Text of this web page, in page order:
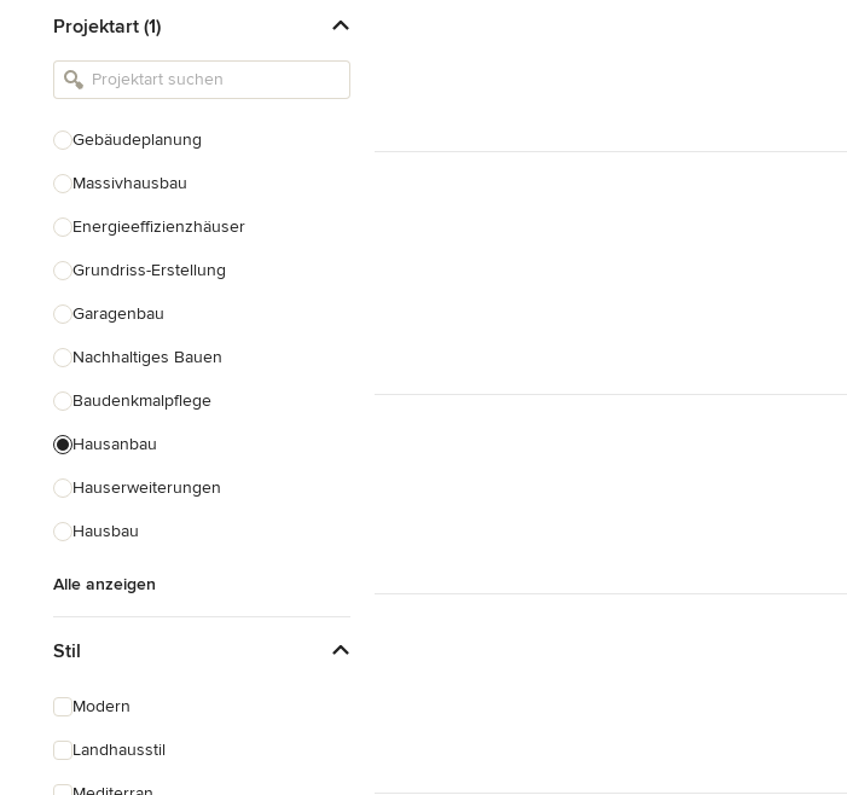
Landschaftsarchitekten
Armaturen & Sanitärbedarf
Einbauschränke
Projektart (1)
Gebäudeplanung
Massivhausbau
Energieeffizienzhäuser
Grundriss-Erstellung
Garagenbau
Nachhaltiges Bauen
Baudenkmalpflege
Hausanbau
Hauserweiterungen
Hausbau
Alle anzeigen
Stil
Modern
Landhausstil